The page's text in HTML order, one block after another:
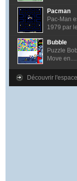
Pacman
Pac-Man
1979 par
Bubble
Puzzle
Move
Découvrir